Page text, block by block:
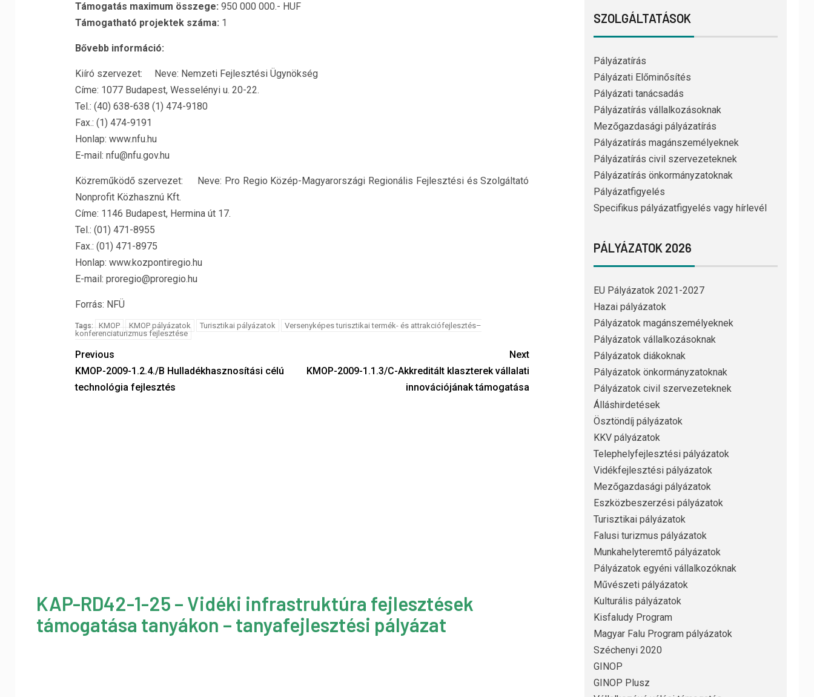
Támogatás maximum összege: 950 000 000.- HUF
Támogatható projektek száma: 1
Bővebb információ:
Kiíró szervezet: Neve: Nemzeti Fejlesztési Ügynökség
Címe: 1077 Budapest, Wesselényi u. 20-22.
Tel.: (40) 638-638 (1) 474-9180
Fax.: (1) 474-9191
Honlap: www.nfu.hu
E-mail: nfu@nfu.gov.hu
Közreműködő szervezet: Neve: Pro Regio Közép-Magyarországi Regionális Fejlesztési és Szolgáltató
Nonprofit Közhasznú Kft.
Címe: 1146 Budapest, Hermina út 17.
Tel.: (01) 471-8955
Fax.: (01) 471-8975
Honlap: www.kozpontiregio.hu
E-mail: proregio@proregio.hu
Forrás: NFÜ
Tags: KMOP KMOP pályázatok Turisztikai pályázatok
Versenyképes turisztikai termék- és attrakciófejlesztés–
konferenciaturizmus fejlesztése
Previous
KMOP-2009-1.2.4./B Hulladékhasznosítási célú
technológia fejlesztés
Next
KMOP-2009-1.1.3/C-Akkreditált klaszterek vállalati
innovációjának támogatása
KAP-RD42-1-25 – Vidéki infrastruktúra fejlesztések
támogatása tanyákon – tanyafejlesztési pályázat
SZOLGÁLTATÁSOK
Pályázatírás
Pályázati Előminősítés
Pályázati tanácsadás
Pályázatírás vállalkozásoknak
Mezőgazdasági pályázatírás
Pályázatírás magánszemélyeknek
Pályázatírás civil szervezeteknek
Pályázatírás önkormányzatoknak
Pályázatfigyelés
Specifikus pályázatfigyelés vagy hírlevél
PÁLYÁZATOK 2026
EU Pályázatok 2021-2027
Hazai pályázatok
Pályázatok magánszemélyeknek
Pályázatok vállalkozásoknak
Pályázatok diákoknak
Pályázatok önkormányzatoknak
Pályázatok civil szervezeteknek
Álláshirdetések
Ösztöndíj pályázatok
KKV pályázatok
Telephelyfejlesztési pályázatok
Vidékfejlesztési pályázatok
Mezőgazdasági pályázatok
Eszközbeszerzési pályázatok
Turisztikai pályázatok
Falusi turizmus pályázatok
Munkahelyteremtő pályázatok
Pályázatok egyéni vállalkozóknak
Művészeti pályázatok
Kulturális pályázatok
Kisfaludy Program
Magyar Falu Program pályázatok
Széchenyi 2020
GINOP
GINOP Plusz